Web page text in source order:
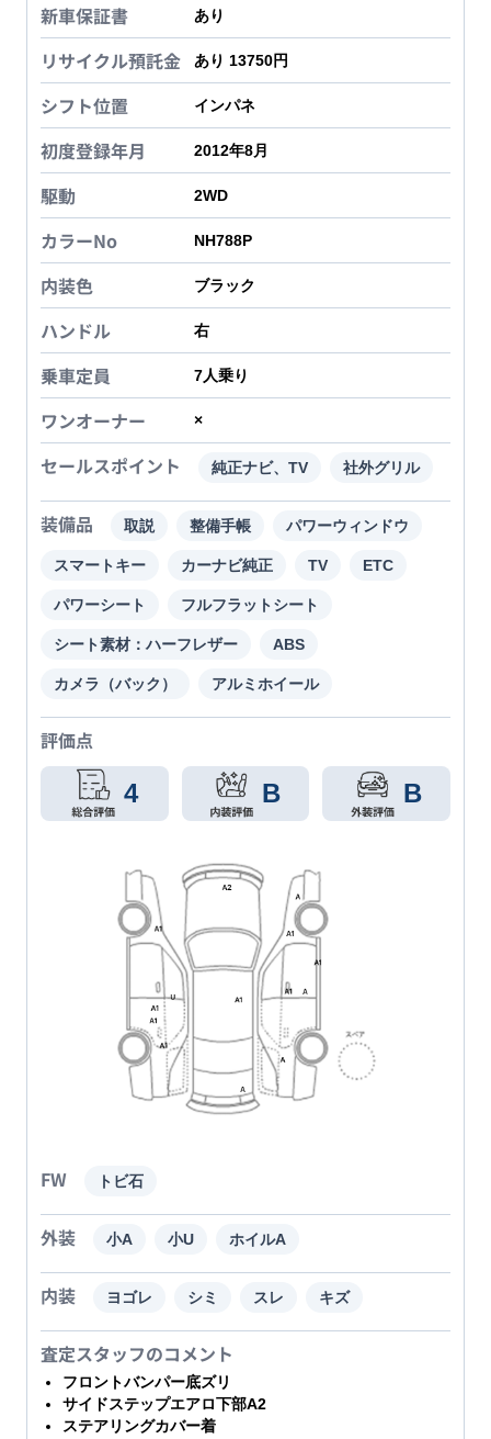
新車保証書 あり
リサイクル預託金 あり 13750円
シフト位置 インパネ
初度登録年月 2012年8月
駆動 2WD
カラーNo NH788P
内装色 ブラック
ハンドル 右
乗車定員 7人乗り
ワンオーナー ×
セールスポイント 純正ナビ、TV 社外グリル
装備品 取説 整備手帳 パワーウィンドウ
スマートキー カーナビ純正 TV ETC
パワーシート フルフラットシート
シート素材：ハーフレザー ABS
カメラ（バック） アルミホイール
評価点
4 B B
FW トビ石
外装 小A 小U ホイルA
内装 ヨゴレ シミ スレ キズ
査定スタッフのコメント
フロントバンパー底ズリ
サイドステップエアロ下部A2
ステアリングカバー着